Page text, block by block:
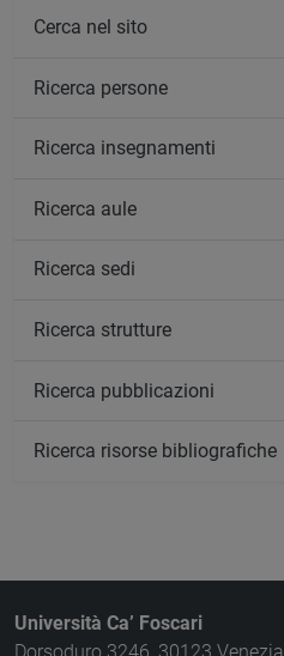
Cerca nel sito
Ricerca persone
Ricerca insegnamenti
Ricerca aule
Ricerca sedi
Ricerca strutture
Ricerca pubblicazioni
Ricerca risorse bibliografiche
Università Ca’ Foscari